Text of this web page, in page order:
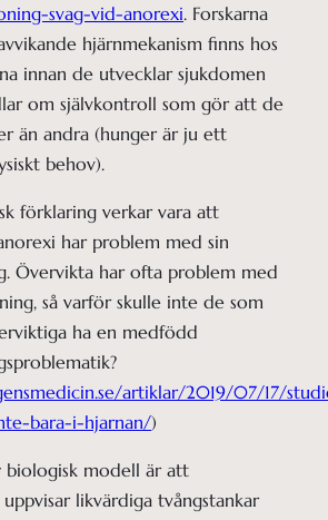
svag-vid-anorexi. Forskarna
hjärnmekanism finns hos
innan de utvecklar sjukdomen
om självkontroll som gör att de
än andra (hunger är ju ett
behov).
förklaring verkar vara att
har problem med sin
Övervikta har ofta problem med
så varför skulle inte de som
ha en medfödd
artiklar/2019/07/17/
bara-i-hjarnan/)
biologisk modell är att
likvärdiga tvångstankar